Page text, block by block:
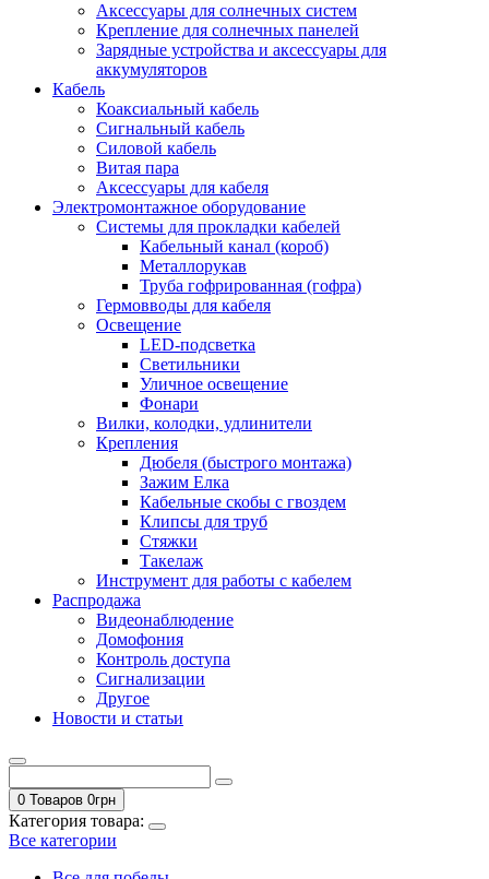
Аксессуары для солнечных систем
Крепление для солнечных панелей
Зарядные устройства и аксессуары для
аккумуляторов
Кабель
Коаксиальный кабель
Сигнальный кабель
Силовой кабель
Витая пара
Аксессуары для кабеля
Электромонтажное оборудование
Системы для прокладки кабелей
Кабельный канал (короб)
Металлорукав
Труба гофрированная (гофра)
Гермовводы для кабеля
Освещение
LED-подсветка
Светильники
Уличное освещение
Фонари
Вилки, колодки, удлинители
Крепления
Дюбеля (быстрого монтажа)
Зажим Елка
Кабельные скобы с гвоздем
Клипсы для труб
Стяжки
Такелаж
Инструмент для работы с кабелем
Распродажа
Видеонаблюдение
Домофония
Контроль доступа
Сигнализации
Другое
Новости и статьи
0 Товаров 0грн
Категория товара:
Все категории